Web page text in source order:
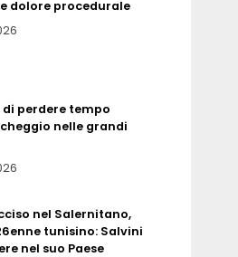
dolore procedurale
perdere tempo
nelle grandi
nel Salernitano,
tunisino: Salvini
nel suo Paese